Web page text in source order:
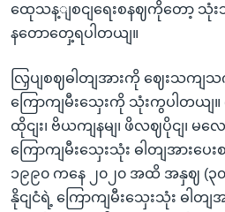
ထေုသန့ျစငျရေးစနဈကိုတော့
နတောတှေ့ရပါတယျ။
လြှပျစဈဓါတျအားကို ဈေးသကျ
ကြောကျမီးသှေးကို သုံးကွပါတယျ။
ထိုငျး၊ ဗိယကျနမျ၊ ဖိလဈပိုငျ၊ မလေ
ကြောကျမီးသှေးသုံး ဓါတျအားပေ
၁၉၉၀ ကနေ ၂၀၂၀ အထိ အနှဈ (၃
နိုငျငံရဲ့ ကြောကျမီးသှေးသုံး ဓါတ